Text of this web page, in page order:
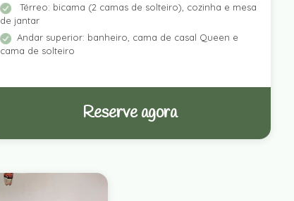
Térreo: bicama (2 camas de solteiro), cozinha e mesa
de jantar
Andar superior: banheiro, cama de casal Queen e
cama de solteiro
Reserve agora